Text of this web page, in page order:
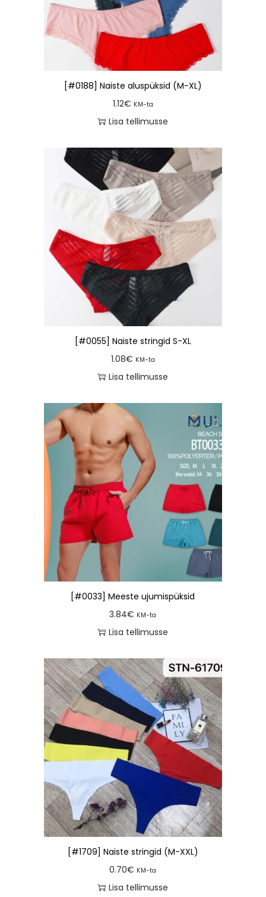
[#0188] Naiste aluspüksid (M-XL)
1.12€ KM-ta
Lisa tellimusse
[#0055] Naiste stringid S-XL
1.08€ KM-ta
Lisa tellimusse
[#0033] Meeste ujumispüksid
3.84€ KM-ta
Lisa tellimusse
[#1709] Naiste stringid (M-XXL)
0.70€ KM-ta
Lisa tellimusse